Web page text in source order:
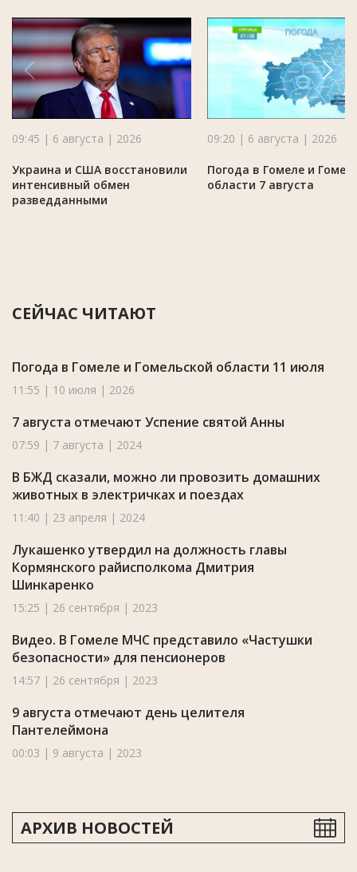
09:45 | 6 августа | 2026
Украина и США восстановили
интенсивный обмен
разведданными
09:20 | 6 августа | 2026
Погода в Гомеле и
области 7 августа
СЕЙЧАС ЧИТАЮТ
Погода в Гомеле и Гомельской области 11 июля
11:55 | 10 июля | 2026
7 августа отмечают Успение святой Анны
07:59 | 7 августа | 2024
В БЖД сказали, можно ли провозить домашних
животных в электричках и поездах
11:40 | 23 апреля | 2024
Лукашенко утвердил на должность главы
Кормянского райисполкома Дмитрия
Шинкаренко
15:25 | 26 сентября | 2023
Видео. В Гомеле МЧС представило «Частушки
безопасности» для пенсионеров
14:57 | 26 сентября | 2023
9 августа отмечают день целителя
Пантелеймона
00:03 | 9 августа | 2023
АРХИВ НОВОСТЕЙ